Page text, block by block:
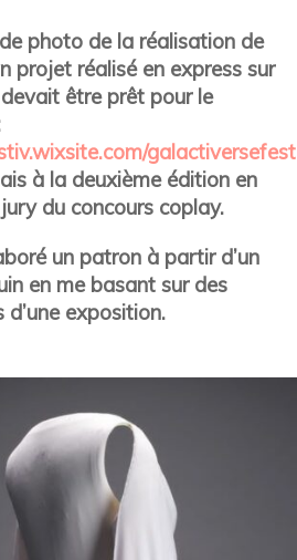
de photo de la réalisation de
projet réalisé en express sur
être prêt pour le
galactiversefest
à la deuxième édition en
du concours coplay.
un patron à partir d’un
en me basant sur des
exposition.